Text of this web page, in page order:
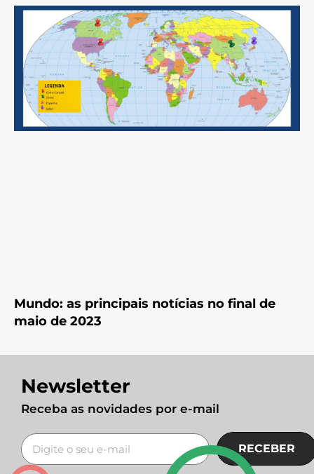
Mundo: as principais notícias no final de
maio de 2023
Newsletter
Receba as novidades por e-mail
RECEBER